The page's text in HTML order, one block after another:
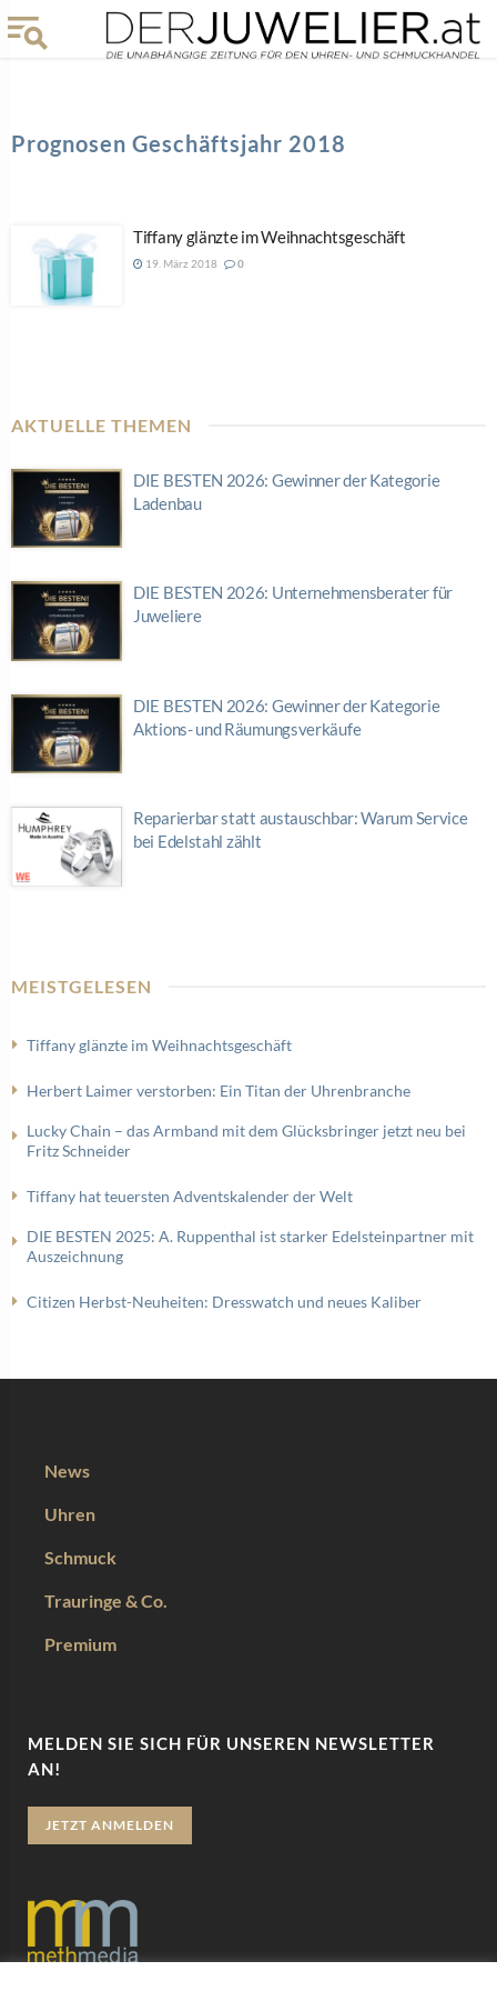
Prognosen Geschäftsjahr 2018
Tiffany glänzte im Weihnachtsgeschäft
19. März 2018 0
AKTUELLE THEMEN
DIE BESTEN 2026: Gewinner der Kategorie
Ladenbau
DIE BESTEN 2026: Unternehmensberater für
Juweliere
DIE BESTEN 2026: Gewinner der Kategorie
Aktions- und Räumungsverkäufe
Reparierbar statt austauschbar: Warum Service
bei Edelstahl zählt
MEISTGELESEN
Tiffany glänzte im Weihnachtsgeschäft
Herbert Laimer verstorben: Ein Titan der Uhrenbranche
Lucky Chain – das Armband mit dem Glücksbringer jetzt neu bei
Fritz Schneider
Tiffany hat teuersten Adventskalender der Welt
DIE BESTEN 2025: A. Ruppenthal ist starker Edelsteinpartner mit
Auszeichnung
Citizen Herbst-Neuheiten: Dresswatch und neues Kaliber
News
Uhren
Schmuck
Trauringe & Co.
Premium
MELDEN SIE SICH FÜR UNSEREN NEWSLETTER
AN!
JETZT ANMELDEN